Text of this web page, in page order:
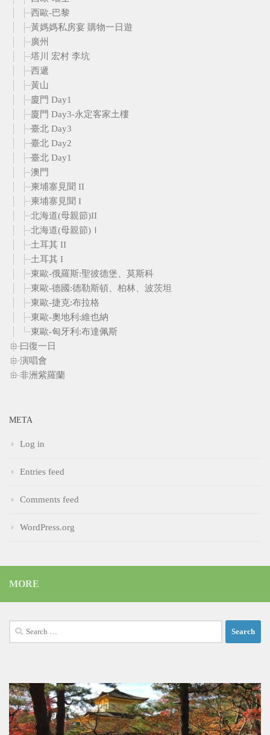
西歐-巴黎
黃媽媽私房宴 購物一日遊
廣州
塔川 宏村 李坑
西遞
黃山
廈門 Day1
廈門 Day3-永定客家土樓
臺北 Day3
臺北 Day2
臺北 Day1
澳門
柬埔寨見聞 II
柬埔寨見聞 I
北海道(母親節)II
北海道(母親節)Ｉ
土耳其 II
土耳其 I
東歐-俄羅斯:聖彼德堡、莫斯科
東歐-德國:德勒斯頓、柏林、波茨坦
東歐-捷克:布拉格
東歐-奧地利:維也納
東歐-匈牙利:布達佩斯
曰復一日
演唱會
非洲紫羅蘭
META
Log in
Entries feed
Comments feed
WordPress.org
MORE
Search
for: